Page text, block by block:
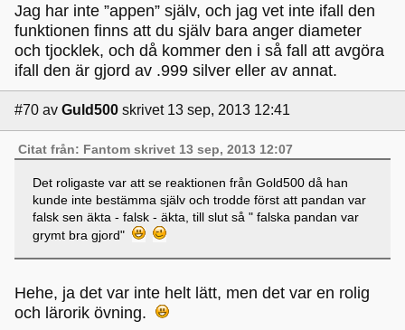
Jag har inte ”appen” själv, och jag vet inte ifall den
funktionen finns att du själv bara anger diameter
och tjocklek, och då kommer den i så fall att avgöra
ifall den är gjord av .999 silver eller av annat.
#70 av Guld500 skrivet 13 sep, 2013 12:41
Citat från: Fantom skrivet 13 sep, 2013 12:07
Det roligaste var att se reaktionen från Gold500 då han
kunde inte bestämma själv och trodde först att pandan var
falsk sen äkta - falsk - äkta, till slut så " falska pandan var
grymt bra gjord"
Hehe, ja det var inte helt lätt, men det var en rolig
och lärorik övning.